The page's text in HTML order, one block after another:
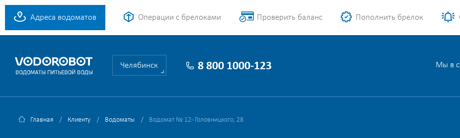
Адреса водоматов Операции с брелоками Проверить баланс Пополнить брелок
Челябинск 8 800 1000-123 Мы в
Главная Клиенту Водоматы Водомат № 12 - Головницкого, 28